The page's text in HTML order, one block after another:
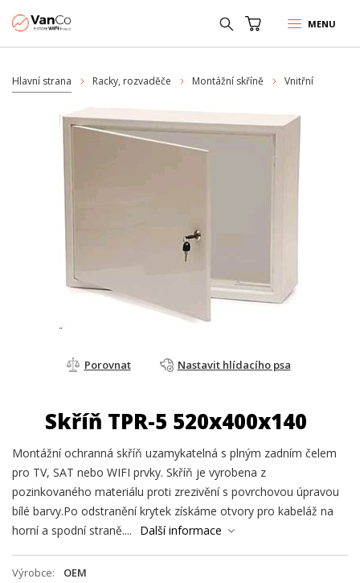
MENU
Hlavní strana Racky, rozvaděče Montážní skříně Vnitřní
Porovnat Nastavit hlídacího psa
Skříň TPR-5 520x400x140
Montážní ochranná skříň uzamykatelná s plným zadním čelem
pro TV, SAT nebo WIFI prvky. Skříň je vyrobena z
pozinkovaného materiálu proti zrezivění s povrchovou úpravou
bílé barvy.Po odstranění krytek získáme otvory pro kabeláž na
horní a spodní straně....
Další informace
Výrobce
OEM